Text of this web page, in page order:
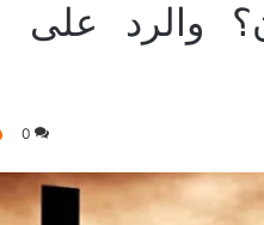
والرد على
0